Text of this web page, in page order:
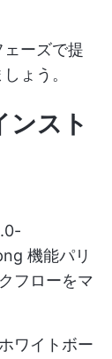
ーズで提
ょう。
スト
機能パリ
フローをマ
ワイトボー